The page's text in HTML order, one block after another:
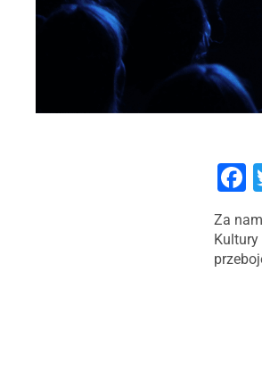
Za nami nastrojowy koncert „Od Grechuty do Cohena” zespołu Plateau. 21 maja 2023r. od godz. 18:00 na scenie Fabryki
Kultury